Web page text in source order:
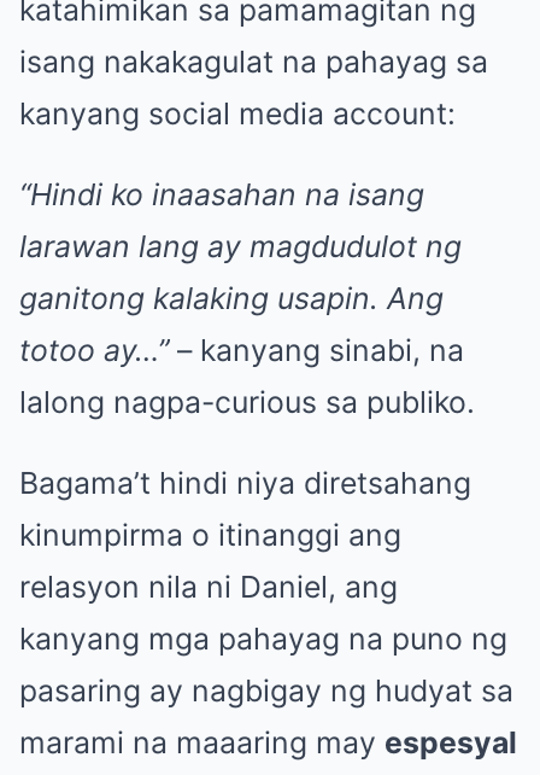
katahimikan sa pamamagitan ng
isang nakakagulat na pahayag sa
kanyang social media account:
“Hindi ko inaasahan na isang
larawan lang ay magdudulot ng
ganitong kalaking usapin. Ang
totoo ay…”– kanyang sinabi, na
lalong nagpa-curious sa publiko.
Bagama’t hindi niya diretsahang
kinumpirma o itinanggi ang
relasyon nila ni Daniel, ang
kanyang mga pahayag na puno ng
pasaring ay nagbigay ng hudyat sa
marami na maaaring may espesyal